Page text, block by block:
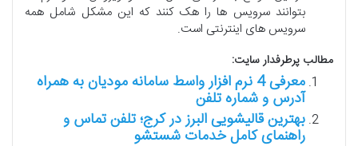
بتوانند سرویس ها را هک کنند که این مشکل شامل همه
سرویس های اینترنتی است.
مطالب پرطرفدار سایت:
معرفی 4 نرم افزار واسط سامانه مودیان به همراه
آدرس و شماره تلفن
بهترین قالیشویی البرز در کرج؛ تلفن تماس و
راهنمای کامل خدمات شستشو